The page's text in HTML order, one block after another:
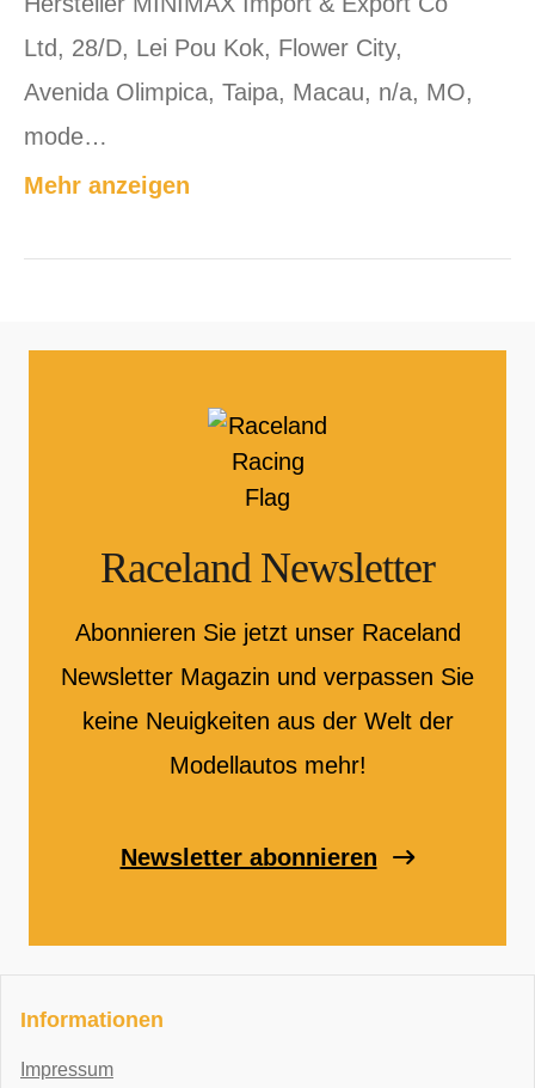
Ltd, 28/D, Lei Pou Kok, Flower City,
Avenida Olimpica, Taipa, Macau, n/a, MO,
mode…
Mehr anzeigen
Raceland Newsletter
Abonnieren Sie jetzt unser Raceland
Newsletter Magazin und verpassen Sie
keine Neuigkeiten aus der Welt der
Modellautos mehr!
Newsletter abonnieren
Informationen
Impressum